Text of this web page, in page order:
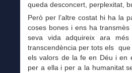
queda desconcert, perplexitat,
Però per l’altre costat hi ha la
coses bones i ens ha
seva vida adquireix ara
transcendència per tots els
els valors de la fe en Déu i en
per a ella i per a la humanitat